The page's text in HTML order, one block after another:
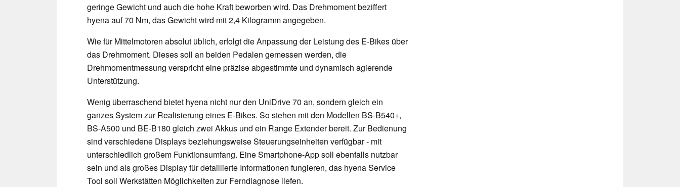
geringe Gewicht und auch die hohe Kraft beworben wird. Das Drehmoment beziffert
hyena auf 70 Nm, das Gewicht wird mit 2,4 Kilogramm angegeben.
Wie für Mittelmotoren absolut üblich, erfolgt die Anpassung der Leistung des E-Bikes über
das Drehmoment. Dieses soll an beiden Pedalen gemessen werden, die
Drehmomentmessung verspricht eine präzise abgestimmte und dynamisch agierende
Unterstützung.
Wenig überraschend bietet hyena nicht nur den UniDrive 70 an, sondern gleich ein
ganzes System zur Realisierung eines E-Bikes. So stehen mit den Modellen BS-B540+,
BS-A500 und BE-B180 gleich zwei Akkus und ein Range Extender bereit. Zur Bedienung
sind verschiedene Displays beziehungsweise Steuerungseinheiten verfügbar - mit
unterschiedlich großem Funktionsumfang. Eine Smartphone-App soll ebenfalls nutzbar
sein und als großes Display für detaillierte Informationen fungieren, das hyena Service
Tool soll Werkstätten Möglichkeiten zur Ferndiagnose liefen.